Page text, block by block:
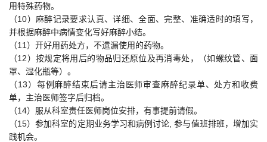
用特殊药物。
（10）麻醉记录要求认真、详细、全面、完整、准确适时的填写，
并根据麻醉中病情变化写好麻醉小结。
（11）开好用药处方，不遗漏使用的药物。
（12）按规定将用后的物品归还原位及再消毒处，（如螺纹管、面
罩、湿化瓶等）。
（13）每例麻醉结束后请主治医师审查麻醉纪录单、处方和收费
单，主治医师签字后归档。
（14）服从科室责任医师岗位安排，有事提前请假。
（15）参加科室的定期业务学习和病例讨论, 参与值班排班，增加实
践机会。